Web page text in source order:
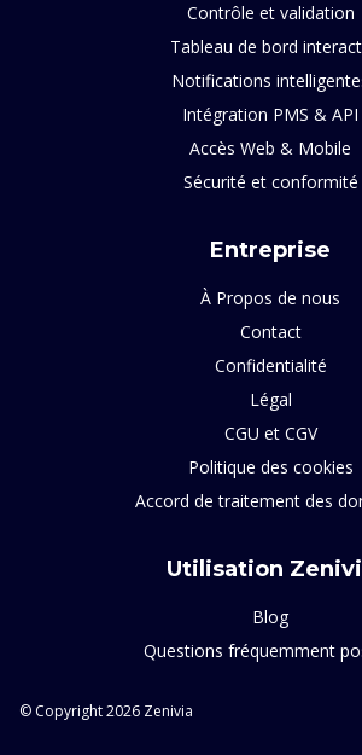
Contrôle et validation
Tableau de bord
Notifications
Intégration PMS & API
Accès Web & Mobile
Sécurité et conformité
Entreprise
À Propos de nous
Contact
Confidentialité
Légal
CGU et CGV
Politique des cookies
Accord de traitement des
Utilisation
Blog
Questions fréquemment
© Copyright 2026 Zenivia